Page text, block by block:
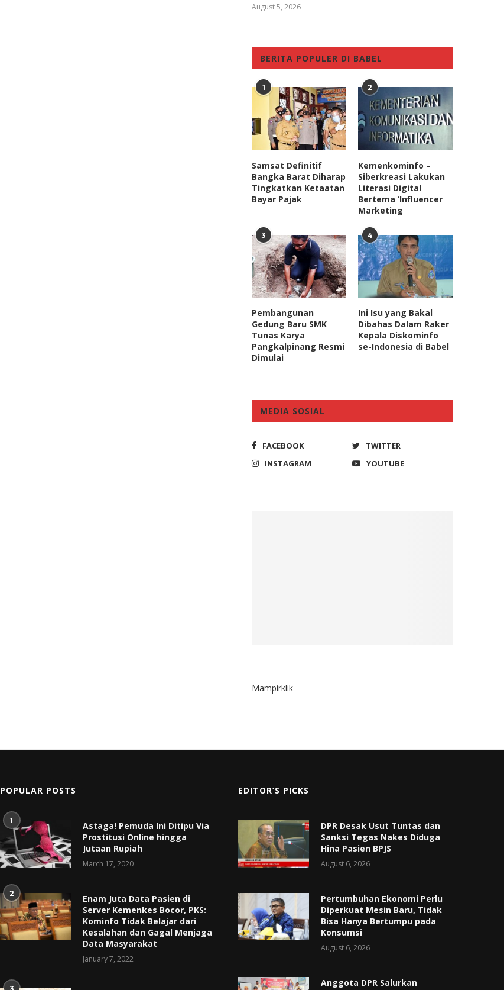
August 5, 2026
BERITA POPULER DI BABEL
1
Samsat Definitif
Bangka Barat Diharap
Tingkatkan Ketaatan
Bayar Pajak
2
Kemenkominfo –
Siberkreasi Lakukan
Literasi Digital
Bertema ‘Influencer
Marketing
3
Pembangunan
Gedung Baru SMK
Tunas Karya
Pangkalpinang Resmi
Dimulai
4
Ini Isu yang Bakal
Dibahas Dalam Raker
Kepala Diskominfo
se-Indonesia di Babel
MEDIA SOSIAL
FACEBOOK
TWITTER
INSTAGRAM
YOUTUBE
Mampirklik
POPULAR POSTS
1
Astaga! Pemuda Ini Ditipu Via
Prostitusi Online hingga
Jutaan Rupiah
March 17, 2020
2
Enam Juta Data Pasien di
Server Kemenkes Bocor, PKS:
Kominfo Tidak Belajar dari
Kesalahan dan Gagal Menjaga
Data Masyarakat
January 7, 2022
EDITOR’S PICKS
DPR Desak Usut Tuntas dan
Sanksi Tegas Nakes Diduga
Hina Pasien BPJS
August 6, 2026
Pertumbuhan Ekonomi Perlu
Diperkuat Mesin Baru, Tidak
Bisa Hanya Bertumpu pada
Konsumsi
August 6, 2026
Anggota DPR Salurkan